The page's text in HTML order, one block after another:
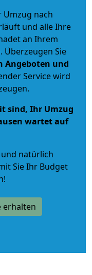
Umzug nach
und alle Ihre
an Ihrem
Sie
Angeboten und
Service wird
sind, Ihr Umzug
wartet auf
und natürlich
Sie Ihr Budget
erhalten